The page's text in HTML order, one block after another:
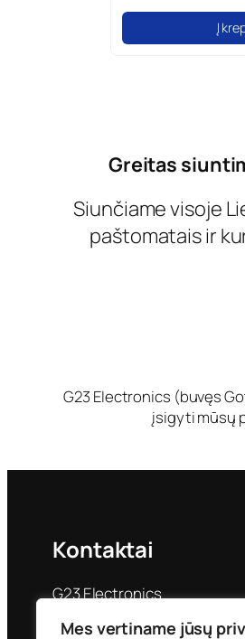
Mes vertiname jūsų
Į
Greitas
Siunčiame visoje
paštomatais ir
G23 Electronics (buvęs
įsigyti mūsų
Kontaktai
G23 Electronics
Klaipėda LT-92228